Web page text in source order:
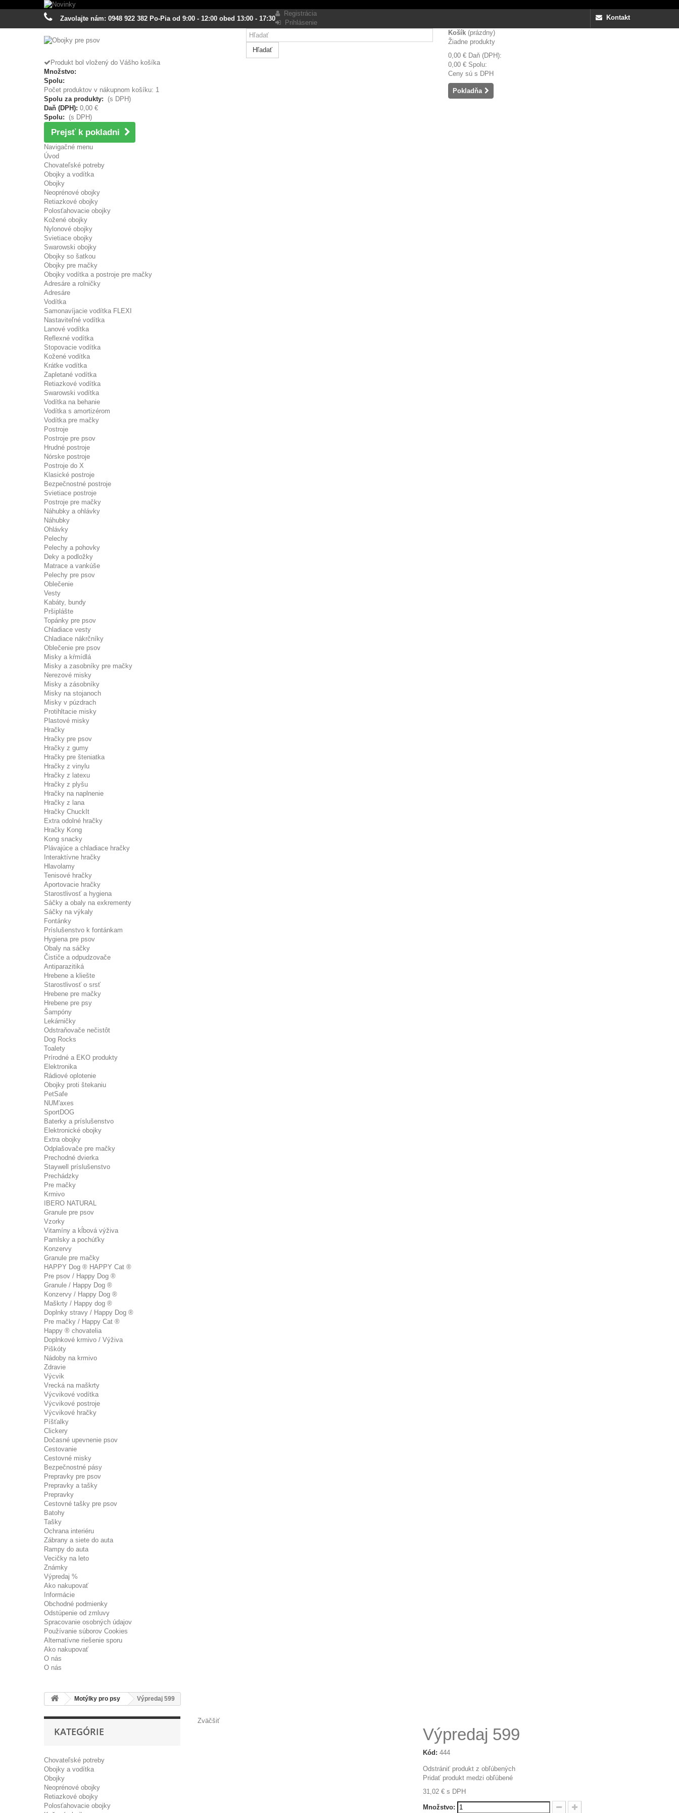
Kontakt
Zavolajte nám: 0948 922 382 Po-Pia od 9:00 - 12:00 obed 13:00 - 17:30
Registrácia
Prihlásenie
Hľadať
Košík (prázdny)
Žiadne produkty
0,00 € Daň (DPH):
0,00 € Spolu:
Ceny sú s DPH
Pokladňa
Produkt bol vložený do Vášho košíka
Množstvo:
Spolu:
Počet produktov v nákupnom košíku: 1
Spolu za produkty:
(s DPH)
Daň (DPH): 0,00 €
Spolu:
(s DPH)
Prejsť k pokladni
Navigačné menu
Úvod
Chovateľské potreby
Obojky a vodítka
Obojky
Neoprénové obojky
Retiazkové obojky
Polosťahovacie obojky
Kožené obojky
Nylonové obojky
Svietiace obojky
Swarowski obojky
Obojky so šatkou
Obojky pre mačky
Obojky vodítka a postroje pre mačky
Adresáre a rolničky
Adresáre
Vodítka
Samonavíjacie vodítka FLEXI
Nastaviteľné vodítka
Lanové vodítka
Reflexné vodítka
Stopovacie vodítka
Kožené vodítka
Krátke vodítka
Zapletané vodítka
Retiazkové vodítka
Swarowski vodítka
Vodítka na behanie
Vodítka s amortizérom
Vodítka pre mačky
Postroje
Postroje pre psov
Hrudné postroje
Nórske postroje
Postroje do X
Klasické postroje
Bezpečnostné postroje
Svietiace postroje
Postroje pre mačky
Náhubky a ohlávky
Náhubky
Ohlávky
Pelechy
Pelechy a pohovky
Deky a podložky
Matrace a vankúše
Pelechy pre psov
Oblečenie
Vesty
Kabáty, bundy
Pršiplášte
Topánky pre psov
Chladiace vesty
Chladiace nákrčníky
Oblečenie pre psov
Misky a kŕmídlá
Misky a zasobníky pre mačky
Nerezové misky
Misky a zásobníky
Misky na stojanoch
Misky v púzdrach
Protihltacie misky
Plastové misky
Hračky
Hračky pre psov
Hračky z gumy
Hračky pre šteniatka
Hračky z vinylu
Hračky z latexu
Hračky z plyšu
Hračky na naplnenie
Hračky z lana
Hračky ChuckIt
Extra odolné hračky
Hračky Kong
Kong snacky
Plávajúce a chladiace hračky
Interaktívne hračky
Hlavolamy
Tenisové hračky
Aportovacie hračky
Starostlivosť a hygiena
Sáčky a obaly na exkrementy
Sáčky na výkaly
Fontánky
Príslušenstvo k fontánkam
Hygiena pre psov
Obaly na sáčky
Čističe a odpudzovače
Antiparazitiká
Hrebene a kliešte
Starostlivosť o srsť
Hrebene pre mačky
Hrebene pre psy
Šampóny
Lekárničky
Odstraňovače nečistôt
Dog Rocks
Toalety
Prírodné a EKO produkty
Elektronika
Rádiové oplotenie
Obojky proti štekaniu
PetSafe
NUM'axes
SportDOG
Baterky a príslušenstvo
Elektronické obojky
Extra obojky
Odplašovače pre mačky
Prechodné dvierka
Staywell príslušenstvo
Prechádzky
Pre mačky
Krmivo
IBERO NATURAL
Granule pre psov
Vzorky
Vitamíny a kĺbová výživa
Pamlsky a pochúťky
Konzervy
Granule pre mačky
HAPPY Dog ® HAPPY Cat ®
Pre psov / Happy Dog ®
Granule / Happy Dog ®
Konzervy / Happy Dog ®
Maškrty / Happy dog ®
Doplnky stravy / Happy Dog ®
Pre mačky / Happy Cat ®
Happy ® chovatelia
Doplnkové krmivo / Výživa
Piškóty
Nádoby na krmivo
Zdravie
Výcvik
Vrecká na maškrty
Výcvikové vodítka
Výcvikové postroje
Výcvikové hračky
Píšťalky
Clickery
Dočasné upevnenie psov
Cestovanie
Cestovné misky
Bezpečnostné pásy
Prepravky pre psov
Prepravky a tašky
Prepravky
Cestovné tašky pre psov
Batohy
Tašky
Ochrana interiéru
Zábrany a siete do auta
Rampy do auta
Vecičky na leto
Známky
Výpredaj %
Ako nakupovať
Informácie
Obchodné podmienky
Odstúpenie od zmluvy
Spracovanie osobných údajov
Používanie súborov Cookies
Alternatívne riešenie sporu
Ako nakupovať
O nás
O nás
Motýlky pro psy Výpredaj 599
KATEGÓRIE
Chovateľské potreby
Obojky a vodítka
Obojky
Neoprénové obojky
Retiazkové obojky
Polosťahovacie obojky
Zväčšiť
Výpredaj 599
Kód: 444
Odstrániť produkt z obľúbených
Pridať produkt medzi obľúbené
31,02 € s DPH
Množstvo: